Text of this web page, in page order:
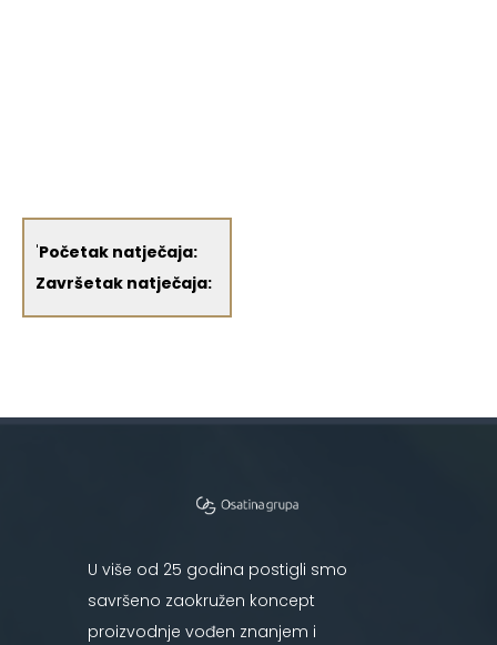
'Početak natječaja:
Završetak natječaja:
U više od 25 godina postigli smo
savršeno zaokružen koncept
proizvodnje vođen znanjem i